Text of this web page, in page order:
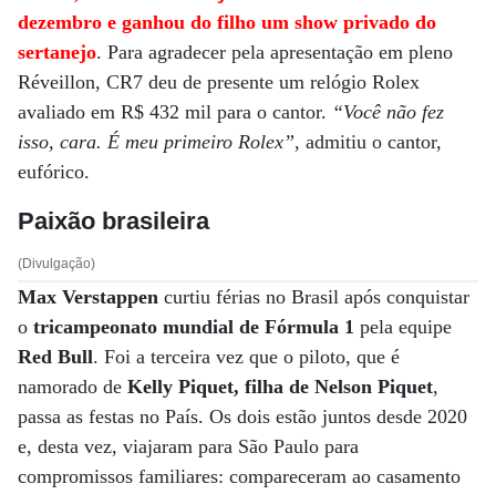
dezembro e ganhou do filho um show privado do
sertanejo. Para agradecer pela apresentação em pleno
Réveillon, CR7 deu de presente um relógio Rolex
avaliado em R$ 432 mil para o cantor. “Você não fez
isso, cara. É meu primeiro Rolex”, admitiu o cantor,
eufórico.
Paixão brasileira
(Divulgação)
Max Verstappen curtiu férias no Brasil após conquistar
o tricampeonato mundial de Fórmula 1 pela equipe
Red Bull. Foi a terceira vez que o piloto, que é
namorado de Kelly Piquet, filha de Nelson Piquet,
passa as festas no País. Os dois estão juntos desde 2020
e, desta vez, viajaram para São Paulo para
compromissos familiares: compareceram ao casamento